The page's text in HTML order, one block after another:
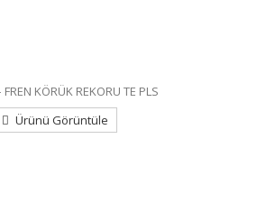
KÖRÜK REKORU TE PLS
Ürünü Görüntüle